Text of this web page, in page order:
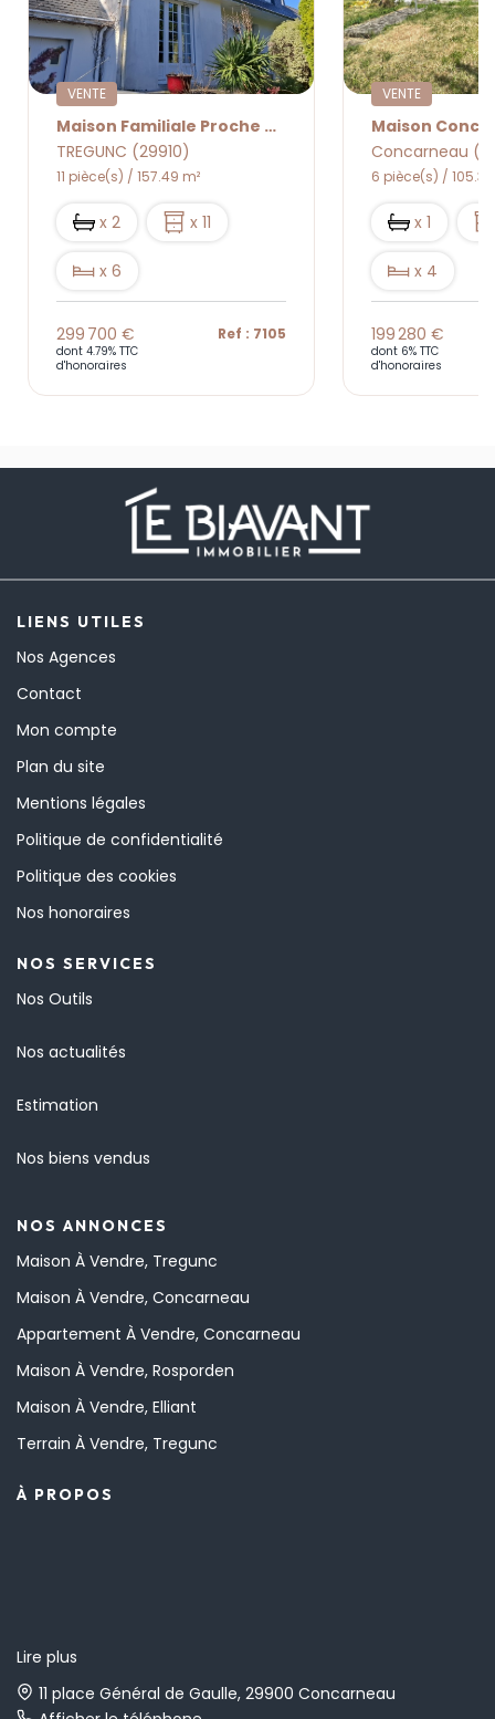
VENTE
Maison Familiale Proche Bourg
TREGUNC (29910)
11 pièce(s) / 157.49 m²
x 2 x 11
x 6
299 700 €
dont 4.79% TTC
d'honoraires
Ref : 7105
VENTE
Maison
Concarneau
6 pièce(s) / 105.38
x 1
x 4
199 280 €
dont 6% TTC
d'honoraires
LIENS UTILES
Nos Agences
Contact
Mon compte
Plan du site
Mentions légales
Politique de confidentialité
Politique des cookies
Nos honoraires
NOS SERVICES
Nos Outils
Nos actualités
Estimation
Nos biens vendus
NOS ANNONCES
Maison À Vendre, Tregunc
Maison À Vendre, Concarneau
Appartement À Vendre, Concarneau
Maison À Vendre, Rosporden
Maison À Vendre, Elliant
Terrain À Vendre, Tregunc
À PROPOS
Lire plus
11 place Général de Gaulle, 29900 Concarneau